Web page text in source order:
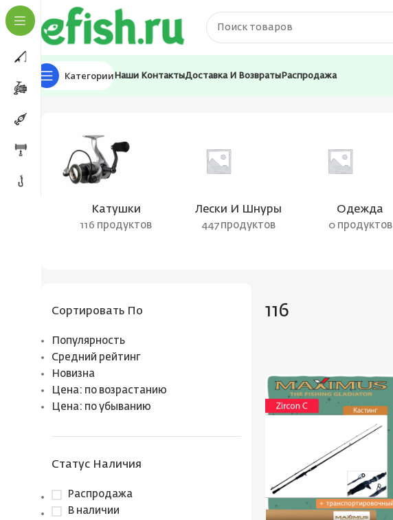
Категории Наши КонтактыДоставка И Возвраты Распродажа
Главная Товар Длина в сложенном виде, см
Катушки
116 продуктов
Лески И Шнуры
447 продуктов
Одежда
0 продуктов
Сортировать По
Популярность
Средний рейтинг
Новизна
Цена: по возрастанию
Цена: по убыванию
Статус Наличия
Распродажа
В наличии
116